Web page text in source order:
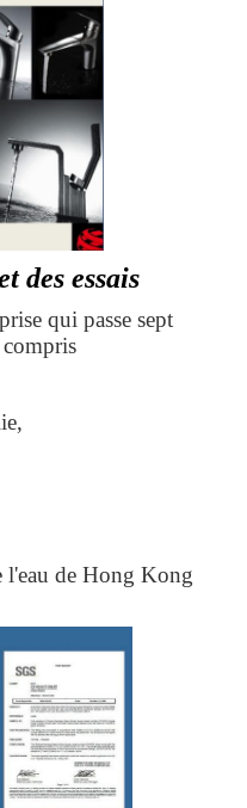
des essais
qui passe sept
l'eau de Hong Kong